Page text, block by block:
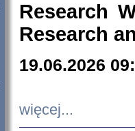
Research
Research
19.06.2026
więcej...